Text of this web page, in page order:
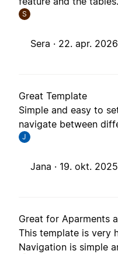
S
Sera · 22. apr. 2026
Great Template
Simple and easy to
navigate between
J
Jana · 19. okt. 2025
Great for Aparments
This template is very
Navigation is simple